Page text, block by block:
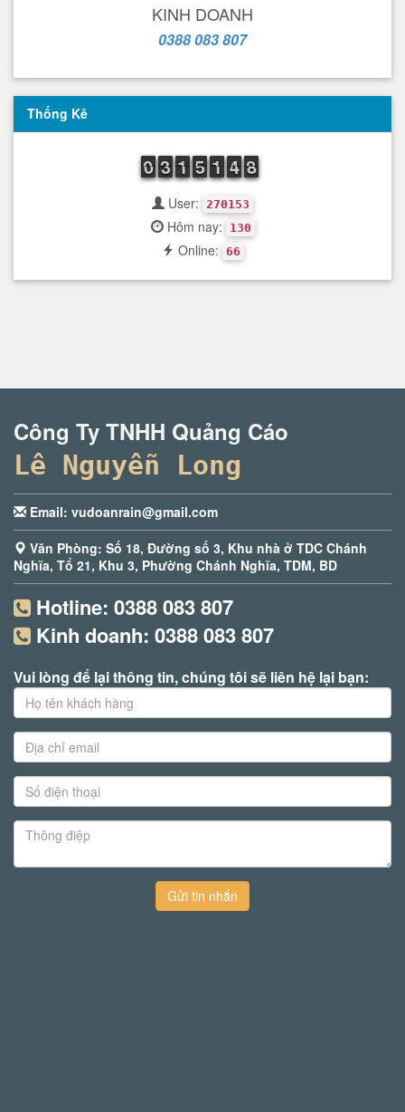
KINH DOANH
0388 083 807
Thống Kê
9
0
0 2
3
3 1
1
1 4
5
5 1
1
1 3
4
4 7
8
8
User: 270153
Hôm nay: 130
Online: 66
Công Ty TNHH Quảng Cáo
Lê Nguyễn Long
Email: vudoanrain@gmail.com
Văn Phòng: Số 18, Đường số 3, Khu nhà ở TDC Chánh
Nghĩa, Tổ 21, Khu 3, Phường Chánh Nghĩa, TDM, BD
Hotline: 0388 083 807
Kinh doanh: 0388 083 807
Vui lòng để lại thông tin, chúng tôi sẽ liên hệ lại bạn:
Gửi tin nhắn